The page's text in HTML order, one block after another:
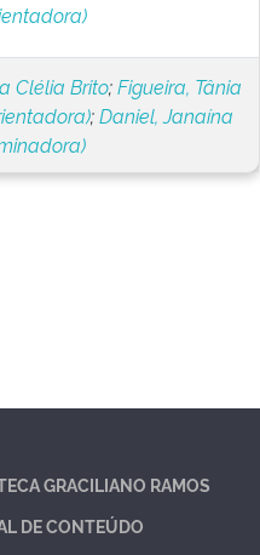
Clélia Brito;Figueira, Tânia
;Daniel, Janaína
GRACILIANO RAMOS
DE CONTEÚDO